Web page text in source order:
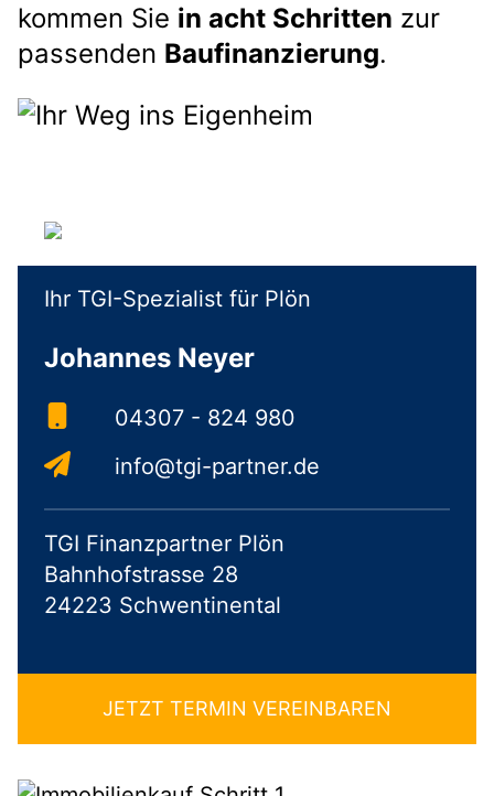
kommen Sie in acht Schritten zur
passenden Baufinanzierung.
Ihr TGI-Spezialist für Plön
Johannes Neyer
04307 - 824 980
info@tgi-partner.de
TGI Finanzpartner Plön
Bahnhofstrasse 28
24223 Schwentinental
JETZT TERMIN VEREINBAREN